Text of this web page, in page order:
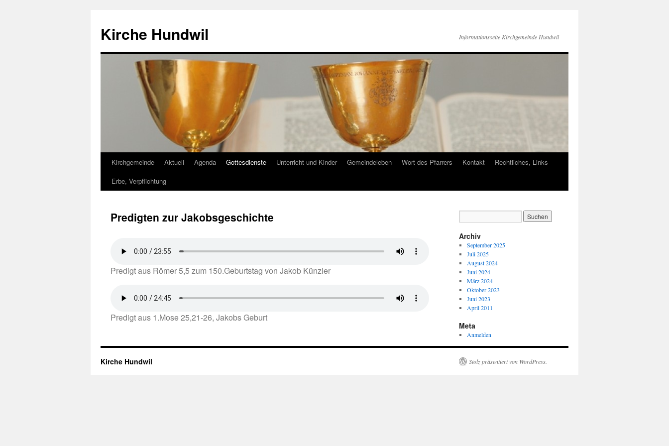
springen
Kirche Hundwil Informationsseite Kirchgemeinde Hundwil
Kirchgemeinde Aktuell Agenda Gottesdienste Unterricht und Kinder Gemeindeleben Wort des Pfarrers Kontakt
Rechtliches, Links
Erbe, Verpflichtung
Predigten zur Jakobsgeschichte
Predigt aus Römer 5,5 zum 150.Geburtstag von Jakob Künzler
Predigt aus 1.Mose 25,21-26, Jakobs Geburt
Archiv
September 2025
Juli 2025
August 2024
Juni 2024
März 2024
Oktober 2023
Juni 2023
April 2011
Meta
Anmelden
Kirche Hundwil Stolz präsentiert von WordPress.